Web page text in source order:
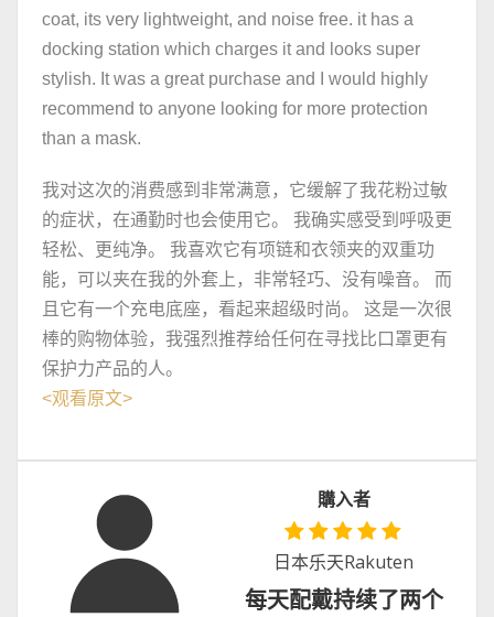
coat, its very lightweight, and noise free. it has a
docking station which charges it and looks super
stylish. It was a great purchase and I would highly
recommend to anyone looking for more protection
than a mask.
我对这次的消费感到非常满意，它缓解了我花粉过敏
的症状，在通勤时也会使用它。 我确实感受到呼吸更
轻松、更纯净。 我喜欢它有项链和衣领夹的双重功
能，可以夹在我的外套上，非常轻巧、没有噪音。 而
且它有一个充电底座，看起来超级时尚。 这是一次很
棒的购物体验，我强烈推荐给任何在寻找比口罩更有
保护力产品的人。
<观看原文>
購入者
日本乐天Rakuten
每天配戴持续了两个